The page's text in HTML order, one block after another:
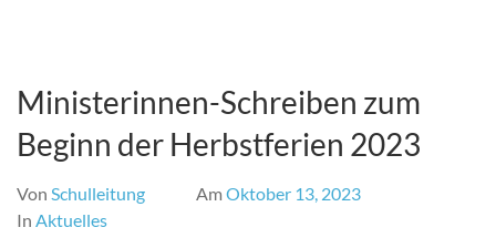
Ministerinnen-Schreiben zum
Beginn der Herbstferien 2023
Von Schulleitung Am Oktober 13, 2023
In Aktuelles